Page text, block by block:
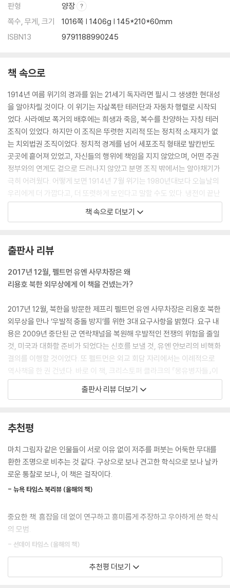
판형
양장
쪽수, 무게, 크기
1016쪽 | 1406g | 145*210*60mm
ISBN13
9791188990245
책 속으로
1914년 여름 위기의 경과를 읽는 21세기 독자라면 필시 그 생생한 현대성
을 알아차릴 것이다. 이 위기는 자살폭탄 테러단과 자동차 행렬로 시작되
었다. 사라예보 폭거의 배후에는 희생과 죽음, 복수를 찬양하는 자칭 테러
조직이 있었다. 하지만 이 조직은 뚜렷한 지리적 또는 정치적 소재지가 없
는 치외법권 조직이었다. 정치적 경계를 넘어 세포조직 형태로 발칸반도
곳곳에 흩어져 있었고, 자신들의 행위에 책임을 지지 않았으며, 어떤 주권
정부와의 연계도 겉으로 드러나지 않았고 분명 조직 밖에서는 알아채기가
극히 어려웠다. 어떻게 보면 1914년 7월 위기는 1980년대보다 오늘날의
우리에게 더 가깝다고, 더 또렷하게 보인다고 말할 수도 있다. 냉전이 끝난
이래 안정적인 세계 양극 체제가 더 복잡하고 예측 불가능한 여러 세력에
자리를 내주었고, 그 와중에 제국들이 쇠퇴하고 신흥 국가들이 부상했다
다는 것은 과거를 현재의 입맛에 맞게 재구성하는 천박한 현재주의를 받아
들인다는 뜻이 아니다. 오히려 우리의 바뀐 관점에서 더 분명하게 볼 수 있
는 과거의 특징들이 있음을 인정하는 것이다. --- 서론 중에서
이 책은 3부로 나뉜다. 1부에서는 반목하다가 전쟁에 불을 붙인 세르비아
와 오스트리아-헝가리에 초점을 맞추어 사라예보 암살사건 전야까지 두
나라의 상호작용을 따라간다. 2부에서는 서사를 중단하고 4개 장에서 다
음 네 가지 질문을 한다. 유럽은 어떻게 적대하는 두 진영으로 양극화되었
는가? 유럽 국가들은 외교정책을 어떻게 수립했는가? 발칸반도(유럽에서
권력과 부의 중심지들과는 거리가 먼 주변부 지역)는 어떻게 그토록 엄청
난 위기의 무대가 되었는가? 데탕트 시대로 들어서는 듯했던 국제 체제는
어떻게 전면전으로 치달았는가? 3부에서는 사라예보 암살로 시작해 핵심
적 결정 중심지들 사이의 상호작용을 검토하고, 위기 고조를 위한 계산과
이 책의 중심 주장은 핵심 의사결정자들이 걸어간 길들을 밝혀야만 1914
연달아 일어난 국제 ‘위기들’을 단순히 재론하는 수준을 넘어 그 사건들이
어떻게 경험되었는지, 인식을 구조화하는 서사에 어떻게 엮여 들어갔는
지, 어떻게 행위를 추동했는지 이해할 필요가 있다. 유럽을 전쟁으로 이끄
는 결정을 내린 사람들은 어째서 그렇게 행동하고, 상황을 그렇게 바라보
은 흔히 바로 그 개인들에게서 나타나는 오만하고 허풍 떠는 태도와 어떻
게 연결되었을까? 알바니아 문제와 ‘불가리아 차관’ 같은 전쟁 이전의 이국
적 특징들이 어째서 그토록 중요했고, 또 정치권력을 가지고 있던 사람들
할 때 실질적인 무언가를 보고 있었던 걸까, 아니면 그들 자신의 두려움과
욕구를 적에게 투영하고 있었던 걸까? 아니면 둘 다였을까? 나의 목표는 1
책 속으로 더보기
출판사 리뷰
2017년 12월, 펠트먼 유엔 사무차장은 왜
리용호 북한 외무상에게 이 책을 건넸는가?
2017년 12월, 북한을 방문한 제프리 펠트먼 유엔 사무차장은 리용호 북한
외무상을 만나 ‘우발적 충돌 방지’를 위한 3대 요구사항을 밝혔다. 요구 내
용은 2009년 중단된 군 연락채널을 복원해 우발적인 전쟁의 위험을 줄일
것, 미국과 대화할 준비가 되었다는 신호를 보낼 것, 유엔 안보리의 비핵화
결의를 이행할 것이었다. 또 펠트먼은 외교 회담 자리에서는 이례적으로
역사책을 한 권 건넸다. 바로 이 책, 크리스토퍼 클라크의 『몽유병자들』이
다. 100년도 더 전에 유럽에서 일어난 전쟁의 원인을 다룬, 한국어도 아닌
영어로 쓰인 두꺼운 역사책을 북한 외무상에게 전달한 펠트먼의 행위에는
- “걸작(masterpiece)” - [뉴욕 타임스] [월스트리트 저널] [데일리 메
일]
- “기념비적인, 계시적인, 심지어 혁명적인 책” - [보스턴 글로브]
- “1차 세계대전의 원인에 관한 최상의 서술” - [가디언] [워싱턴 포스트]
- “새로운 표준 저작” - [포린 에퍼어스]
- “빈틈없는 연구, 섬세한 분석, 우아한 산문을 결합한 아름다운 저술” -
- [인디펜던트] [선데이 타임스] [파이낸스 타임스] 등 올해의 책 선정
- [로스앤젤레스 타임스] 도서상, 로라 섀넌 상 수상
지난 2014년 서구에서는 1차 세계대전 개전 100주년을 맞아 전전(戰前)
유럽을 새롭게 조명한 저작들이 앞다투어 출간되었다. 마거릿 맥밀런의
『평화를 끝낸 전쟁』, 션 맥미킨의 『1914년 7월』, 맥스 헤이스팅스의 『191
출판사 리뷰 더보기
추천평
마치 그림자 같은 인물들이 서로 이유 없이 저주를 퍼붓는 어둑한 무대를
환한 조명으로 비추는 것 같다. 구상으로 보나 견고한 학식으로 보나 날카
로운 통찰로 보나, 이 책은 걸작이다.
- 뉴욕 타임스 북리뷰 (올해의 책)
중요한 책. 흠잡을 데 없이 연구하고 흥미롭게 주장하고 우아하게 쓴 학식
의 모범.
- 선데이 타임스 (올해의 책)
근래에 많은 분석가들은 1차 세계대전의 가장 큰 책임을 독일에 지우는 경
추천평 더보기